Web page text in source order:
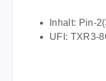
Inhalt: Pin-
UFI: TXR3-